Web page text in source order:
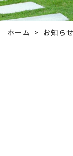
ホーム > お知らせ